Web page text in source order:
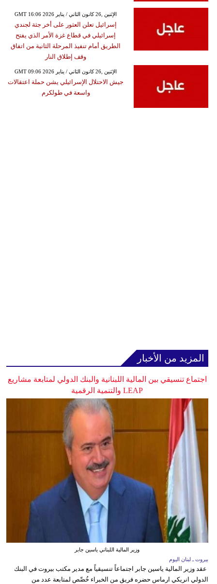
GMT 16:06 2026 الإثنين ,26 كانون الثاني / يناير
إسرائيل تعلن العثور على أخر جثة لجندي
إسرائيلي في قطاع غزة الأمر الذي يفتح
الطريق أمام تنفيذ المرحلة الثانية من اتفاق
وقف إطلاق النار
GMT 09:06 2026 الإثنين ,26 كانون الثاني / يناير
جيش الاحتلال الإسرائيلي يشن حملة اعتقالات
واسعة في طولكرم
المزيد من الأخبار
اجتماع تنسيقي بين المالية اللبنانية والبنك الدولي لمتابعة مشاريع
LEAP والتنمية الرقمية
وزير المالية اللبناني ياسين جابر
بيروت ـ لبنان اليوم
عقد وزير المالية ياسين جابر اجتماعاً تنسيقياً مع مدير مكتب بيروت في البنك
الدولي انريكي ارماس حضره فريق من الخبراء خُصِّص لمتابعة عدد من